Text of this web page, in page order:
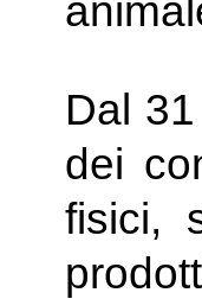
Dal
dei
fisici,